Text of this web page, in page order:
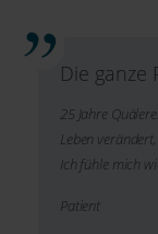
Die ganze
25 Jahre
Leben
Ich fühle mich
Patient